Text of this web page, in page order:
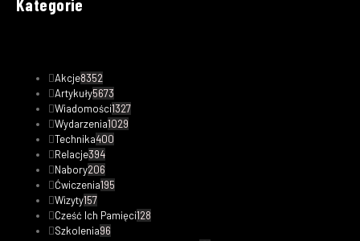
Kategorie
Akcje8352
Artykuły5673
Wiadomości1327
Wydarzenia1029
Technika400
Relacje394
Nabory206
Ćwiczenia195
Wizyty157
Cześć Ich Pamięci128
Szkolenia96